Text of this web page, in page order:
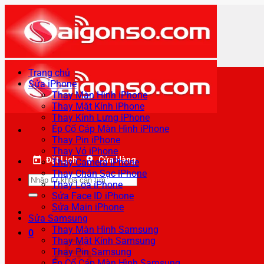
qua
nội
dung
Đặt Lịch Cửa Hàng
Tìm
kiếm:
0
Trang chủ
Sửa iPhone
Thay Màn Hình iPhone
Thay Mặt Kính iPhone
Thay Kính Lưng iPhone
Ép Cổ Cáp Màn Hình iPhone
Thay Pin iPhone
Thay Vỏ iPhone
Thay Camera iPhone
Thay Chân Sạc iPhone
Thay Loa iPhone
Sửa Face ID iPhone
Sửa Main iPhone
Sửa Samsung
Thay Màn Hình Samsung
Thay Mặt Kính Samsung
Thay Pin Samsung